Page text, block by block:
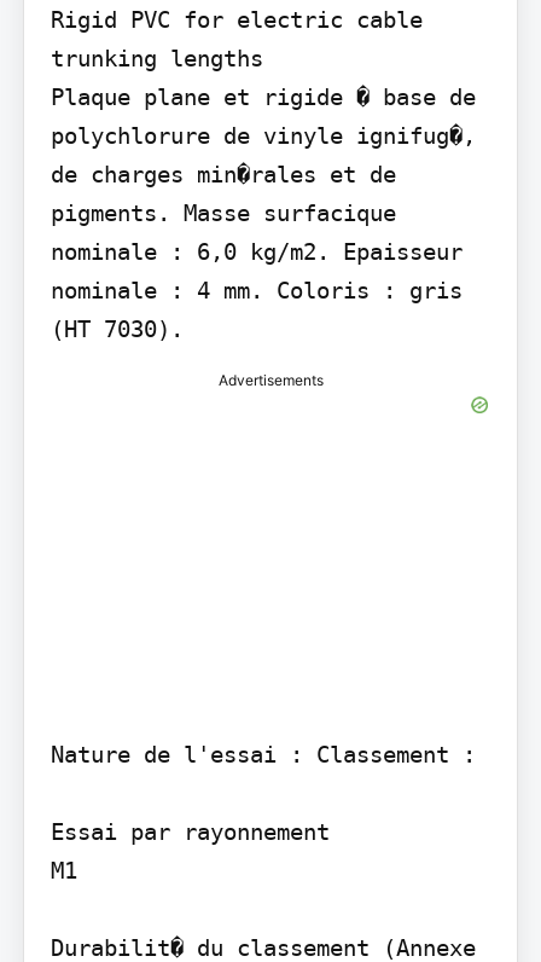
Rigid PVC for electric cable
trunking lengths
Plaque plane et rigide � base de
polychlorure de vinyle ignifug�,
de charges min�rales et de
pigments. Masse surfacique
nominale : 6,0 kg/m2. Epaisseur
nominale : 4 mm. Coloris : gris
(HT 7030).
Advertisements
Nature de l'essai : Classement :
Essai par rayonnement
M1
Durabilit� du classement (Annexe